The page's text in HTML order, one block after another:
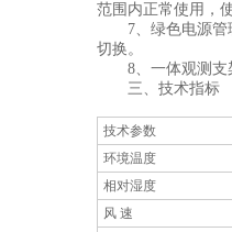
范围内正常使用，
7、绿色电源管理
切换。
8、一体观测支架
三、技术指标
技术参数
环境温度
相对湿度
风 速